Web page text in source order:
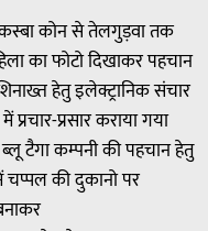
कोन से तेलगुड़वा तक
का फोटो दिखाकर पहचान
हेतु इलेक्ट्रानिक संचार
प्रसार कराया गया
टैगा कम्पनी की पहचान हेतु
चप्पल की दुकानो पर